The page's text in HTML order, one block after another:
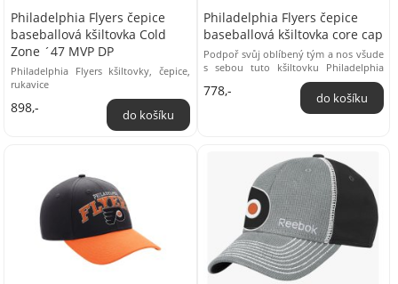
Philadelphia Flyers čepice
baseballová kšiltovka Cold
Zone ´47 MVP DP
Philadelphia Flyers kšiltovky, čepice,
rukavice
898,-
Philadelphia Flyers čepice
baseballová kšiltovka core cap
Podpoř svůj oblíbený tým a nos všude
s sebou tuto kšiltovku Philadelphia
Flyers Core Cap. Jednoduchý design
v charakteristických ...
778,-